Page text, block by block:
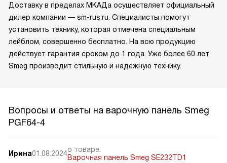
Доставку в пределах МКАДа осуществляет официальный
дилер компании — sm-rus.ru. Специалисты помогут
установить технику, которая отмечена специальным
лейблом, совершенно бесплатно. На всю продукцию
действует гарантия сроком до 1 года. Уже более 60 лет
Smeg производит стильную и надежную технику.
Вопросы и ответы на варочную панель Smeg
PGF64-4
Ирина01.08.2024о товаре:
Варочная панель Smeg SE232TD1